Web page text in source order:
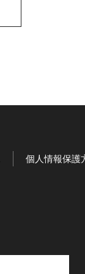
個人情報保護